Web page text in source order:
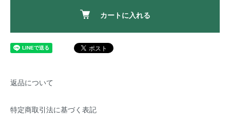
カートに入れる
返品について
特定商取引法に基づく表記